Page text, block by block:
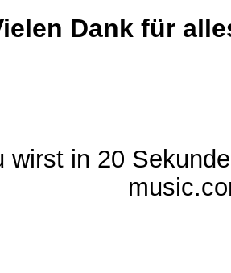
Dank für
wirst in 20